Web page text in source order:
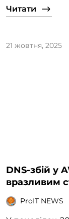
Читати
21 жовтня, 2025
DNS-збій у
вразливим
ProIT NEWS